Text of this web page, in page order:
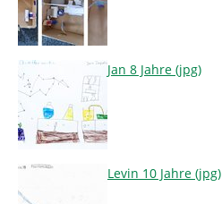
Jan 8 Jahre (jpg)
Levin 10 Jahre (jpg)